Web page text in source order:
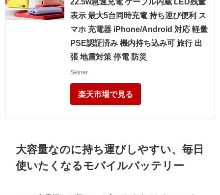
表示 最大5台同時充電 持ち運び便利 ス
マホ 充電器 iPhone/Android 対応 軽量
PSE認証済み 機内持ち込み可 旅行 出
張 地震対策 停電 防災
Seiner
楽天市場で見る
大容量なのに持ち運びしやすい、毎日
使いたくなるモバイルバッテリー